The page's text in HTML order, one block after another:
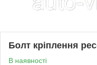
Болт кріплення
В наявності